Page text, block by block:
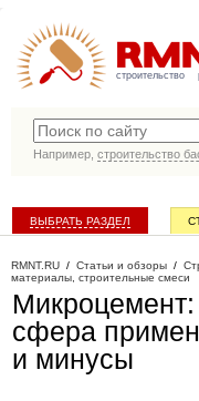
строительство
Например, строительство
ВЫБРАТЬ РАЗДЕЛ
RMNT.RU / Статьи и обзоры /
материалы, строительные смеси
сфера
и минусы